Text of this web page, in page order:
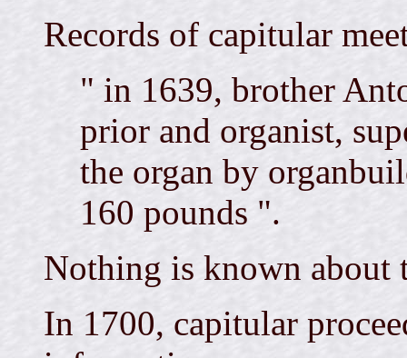
Records of capitular
" in 1639, brother
prior and organist,
the organ by
160 pounds ".
Nothing is known about
In 1700, capitular